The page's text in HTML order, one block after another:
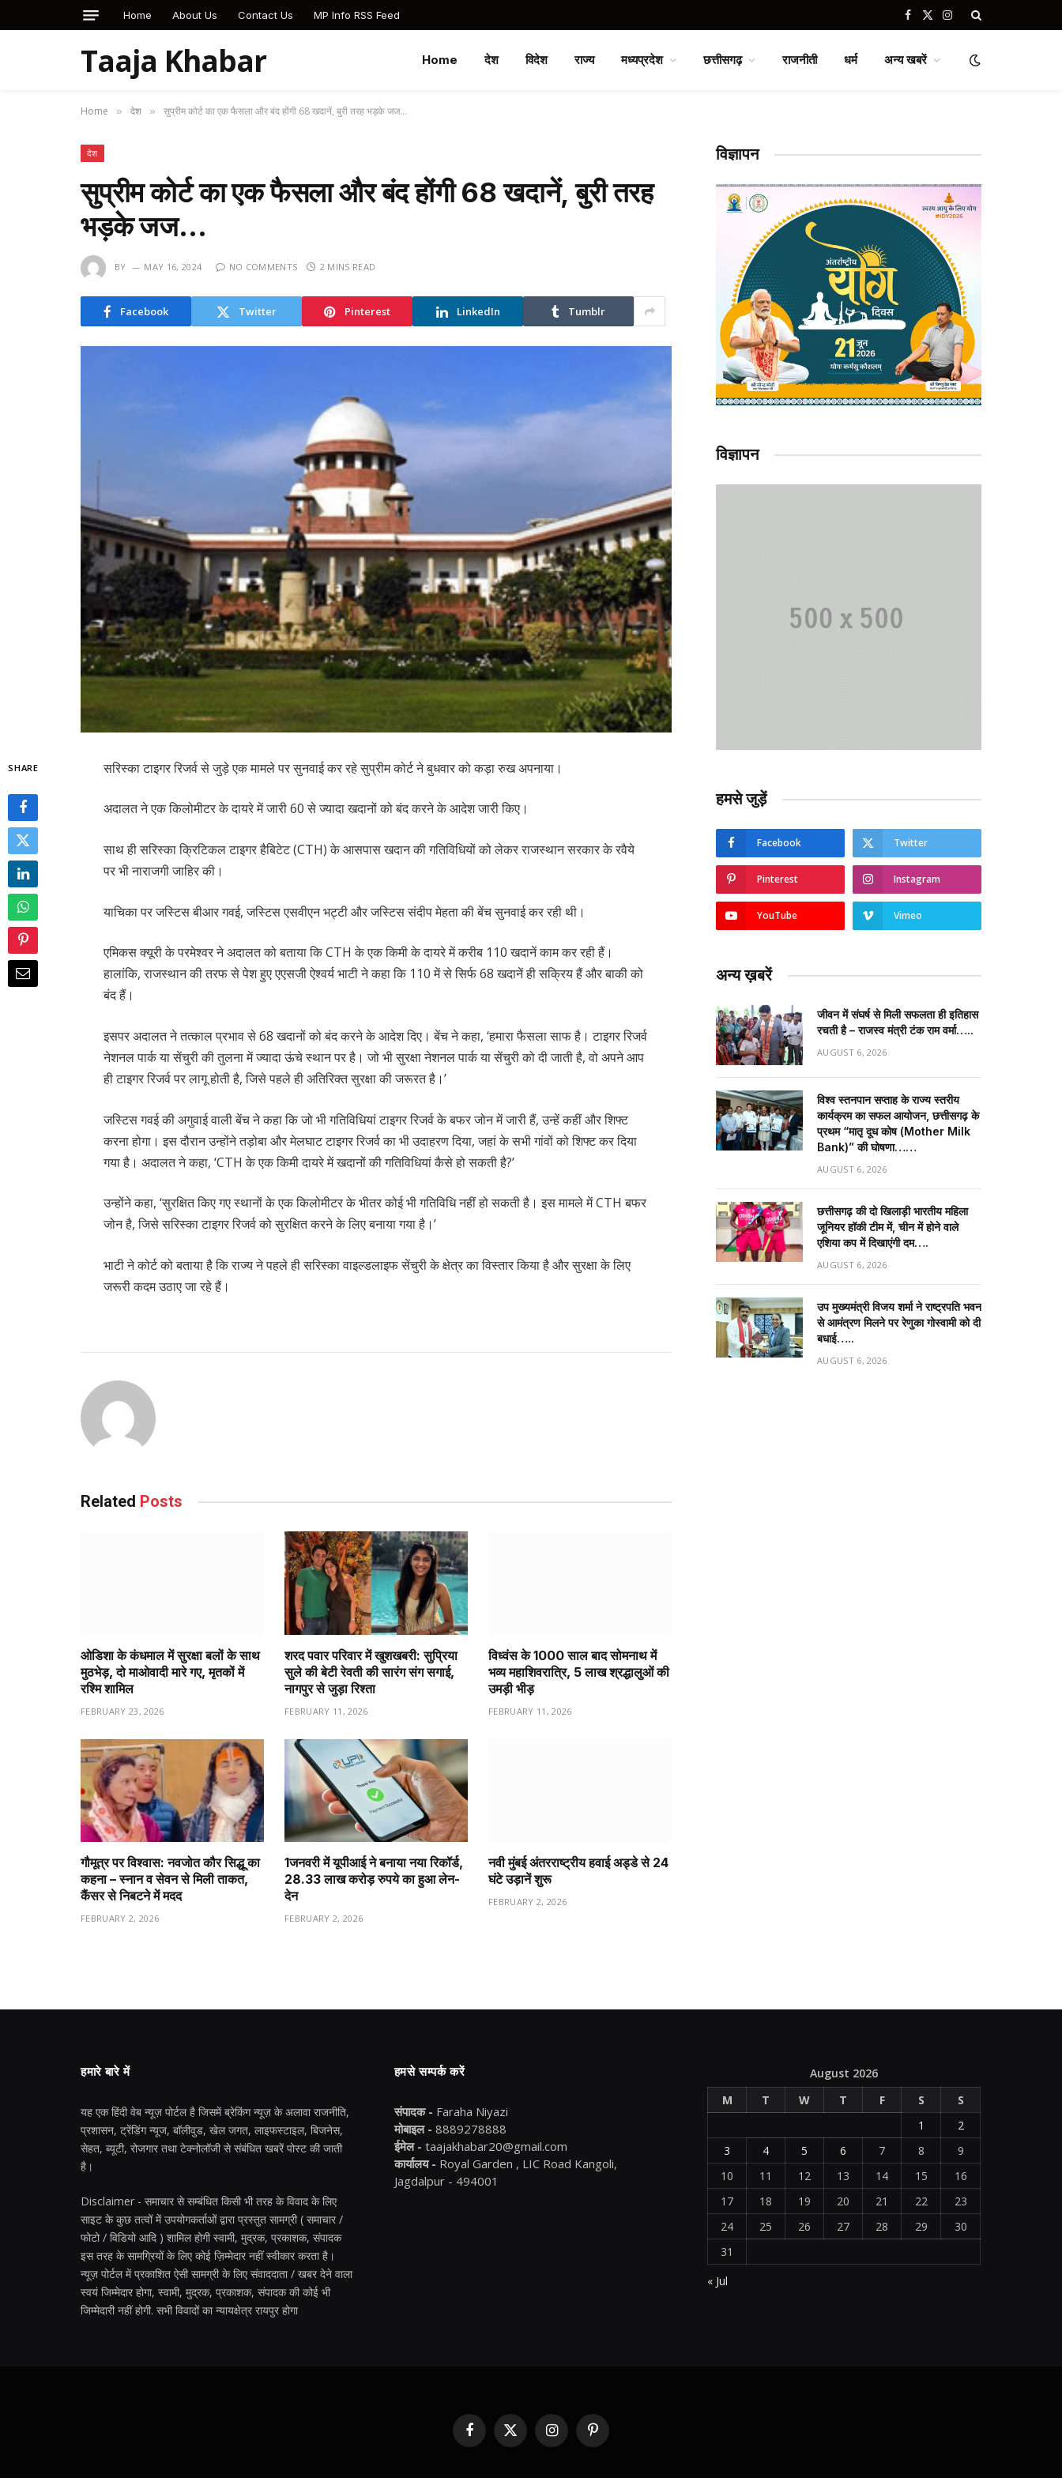
Home About Us Contact Us MP Info RSS Feed Facebook
X
Instagram
Taaja Khabar Home देश विदेश राज्य मध्यप्रदेश छत्तीसगढ़ राजनीती धर्म अन्य खबरें
Home » देश » सुप्रीम कोर्ट का एक फैसला और बंद होंगी 68 खदानें, बुरी तरह भड़के जज…
देश
सुप्रीम कोर्ट का एक फैसला और बंद होंगी 68 खदानें, बुरी तरह
भड़के जज…
BY MAY 16, 2024 NO COMMENTS 2 MINS READ
Facebook Twitter Pinterest LinkedIn Tumblr
SHARE सरिस्का टाइगर रिजर्व से जुड़े एक मामले पर सुनवाई कर रहे सुप्रीम कोर्ट ने बुधवार को कड़ा रुख अपनाया।
अदालत ने एक किलोमीटर के दायरे में जारी 60 से ज्यादा खदानों को बंद करने के आदेश जारी किए।
साथ ही सरिस्का क्रिटिकल टाइगर हैबिटेट (CTH) के आसपास खदान की गतिविधियों को लेकर राजस्थान सरकार के रवैये
पर भी नाराजगी जाहिर की।
याचिका पर जस्टिस बीआर गवई, जस्टिस एसवीएन भट्टी और जस्टिस संदीप मेहता की बेंच सुनवाई कर रही थी।
एमिकस क्यूरी के परमेश्वर ने अदालत को बताया कि CTH के एक किमी के दायरे में करीब 110 खदानें काम कर रही हैं।
हालांकि, राजस्थान की तरफ से पेश हुए एएसजी ऐश्वर्य भाटी ने कहा कि 110 में से सिर्फ 68 खदानें ही सक्रिय हैं और बाकी को
बंद हैं।
इसपर अदालत ने तत्काल प्रभाव से 68 खदानों को बंद करने के आदेश दिए। बेंच ने कहा, ‘हमारा फैसला साफ है। टाइगर रिजर्व
नेशनल पार्क या सेंचुरी की तुलना में ज्यादा ऊंचे स्थान पर है। जो भी सुरक्षा नेशनल पार्क या सेंचुरी को दी जाती है, वो अपने आप
ही टाइगर रिजर्व पर लागू होती है, जिसे पहले ही अतिरिक्त सुरक्षा की जरूरत है।’
जस्टिस गवई की अगुवाई वाली बेंच ने कहा कि जो भी गतिविधियां टाइगर रिजर्व के बफर जोन में जारी हैं, उन्हें कहीं और शिफ्ट
करना होगा। इस दौरान उन्होंने तड़ोबा और मेलघाट टाइगर रिजर्व का भी उदाहरण दिया, जहां के सभी गांवों को शिफ्ट कर दिया
गया है। अदालत ने कहा, ‘CTH के एक किमी दायरे में खदानों की गतिविधियां कैसे हो सकती है?’
उन्होंने कहा, ‘सुरक्षित किए गए स्थानों के एक किलोमीटर के भीतर कोई भी गतिविधि नहीं हो सकती है। इस मामले में CTH बफर
जोन है, जिसे सरिस्का टाइगर रिजर्व को सुरक्षित करने के लिए बनाया गया है।’
भाटी ने कोर्ट को बताया है कि राज्य ने पहले ही सरिस्का वाइल्डलाइफ सेंचुरी के क्षेत्र का विस्तार किया है और सुरक्षा के लिए
जरूरी कदम उठाए जा रहे हैं।
Related Posts
ओडिशा के कंधमाल में सुरक्षा बलों के साथ
मुठभेड़, दो माओवादी मारे गए, मृतकों में
रश्मि शामिल
FEBRUARY 23, 2026
शरद पवार परिवार में खुशखबरी: सुप्रिया
सुले की बेटी रेवती की सारंग संग सगाई,
नागपुर से जुड़ा रिश्ता
FEBRUARY 11, 2026
विध्वंस के 1000 साल बाद सोमनाथ में
भव्य महाशिवरात्रि, 5 लाख श्रद्धालुओं की
उमड़ी भीड़
FEBRUARY 11, 2026
गौमूत्र पर विश्वास: नवजोत कौर सिद्धू का
कहना – स्नान व सेवन से मिली ताकत,
कैंसर से निबटने में मदद
FEBRUARY 2, 2026
1️जनवरी में यूपीआई ने बनाया नया रिकॉर्ड,
28.33 लाख करोड़ रुपये का हुआ लेन-
देन
FEBRUARY 2, 2026
नवी मुंबई अंतरराष्ट्रीय हवाई अड्डे से 24
घंटे उड़ानें शुरू
FEBRUARY 2, 2026
विज्ञापन
विज्ञापन
हमसे जुड़ें
Facebook Twitter
Pinterest Instagram
YouTube Vimeo
अन्य ख़बरें
जीवन में संघर्ष से मिली सफलता ही इतिहास
रचती है – राजस्व मंत्री टंक राम वर्मा…..
AUGUST 6, 2026
विश्व स्तनपान सप्ताह के राज्य स्तरीय
कार्यक्रम का सफल आयोजन, छत्तीसगढ़ के
प्रथम “मातृ दूध कोष (Mother Milk
Bank)” की घोषणा……
AUGUST 6, 2026
छत्तीसगढ़ की दो खिलाड़ी भारतीय महिला
जूनियर हॉकी टीम में, चीन में होने वाले
एशिया कप में दिखाएंगी दम….
AUGUST 6, 2026
उप मुख्यमंत्री विजय शर्मा ने राष्ट्रपति भवन
से आमंत्रण मिलने पर रेणुका गोस्वामी को दी
बधाई…..
AUGUST 6, 2026
हमारे बारे में
यह एक हिंदी वेब न्यूज़ पोर्टल है जिसमें ब्रेकिंग न्यूज़ के अलावा राजनीति,
प्रशासन, ट्रेंडिंग न्यूज, बॉलीवुड, खेल जगत, लाइफस्टाइल, बिजनेस,
सेहत, ब्यूटी, रोजगार तथा टेक्नोलॉजी से संबंधित खबरें पोस्ट की जाती
है।
Disclaimer - समाचार से सम्बंधित किसी भी तरह के विवाद के लिए
साइट के कुछ तत्वों में उपयोगकर्ताओं द्वारा प्रस्तुत सामग्री ( समाचार /
फोटो / विडियो आदि ) शामिल होगी स्वामी, मुद्रक, प्रकाशक, संपादक
इस तरह के सामग्रियों के लिए कोई ज़िम्मेदार नहीं स्वीकार करता है।
न्यूज़ पोर्टल में प्रकाशित ऐसी सामग्री के लिए संवाददाता / खबर देने वाला
स्वयं जिम्मेदार होगा, स्वामी, मुद्रक, प्रकाशक, संपादक की कोई भी
जिम्मेदारी नहीं होगी. सभी विवादों का न्यायक्षेत्र रायपुर होगा
हमसे सम्पर्क करें
संपादक - Faraha Niyazi
मोबाइल - 8889278888
ईमेल - taajakhabar20@gmail.com
कार्यालय - Royal Garden , LIC Road Kangoli,
Jagdalpur - 494001
August 2026
M
T W T F S
S
1
2
3
4 5 6 7 8
9
10
11 12 13 14 15
16
17
18 19 20 21 22
23
24
25 26 27 28 29
30
31
« Jul
Facebook
X
(Twitter)
InstagramPinterest